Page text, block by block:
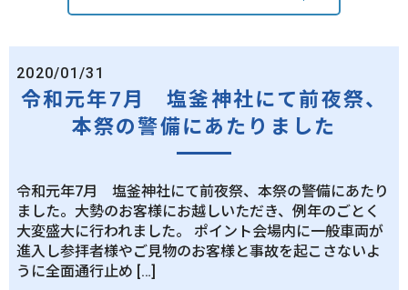
2020/01/31
令和元年7月 塩釜神社にて前夜祭、
本祭の警備にあたりました
令和元年7月 塩釜神社にて前夜祭、本祭の警備にあたり
ました。大勢のお客様にお越しいただき、例年のごとく
大変盛大に行われました。 ポイント会場内に一般車両が
進入し参拝者様やご見物のお客様と事故を起こさないよ
うに全面通行止め […]